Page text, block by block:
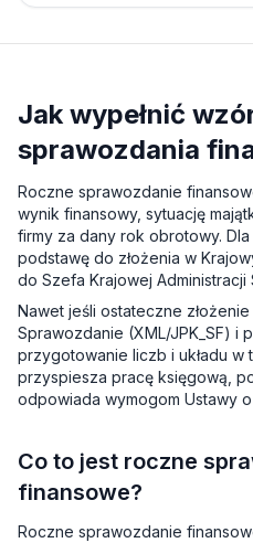
Jak wypełnić
sprawozdania
Roczne sprawozdanie
wynik finansowy, sytuację
firmy za dany rok obrotowy.
podstawę do złożenia w
do Szefa Krajowej Administracji
Nawet jeśli ostateczne
Sprawozdanie (XML/JPK_SF) i
przygotowanie liczb i układu w
przyspiesza pracę księgową,
odpowiada wymogom Ustawy
Co to jest roczne
finansowe?
Roczne sprawozdanie